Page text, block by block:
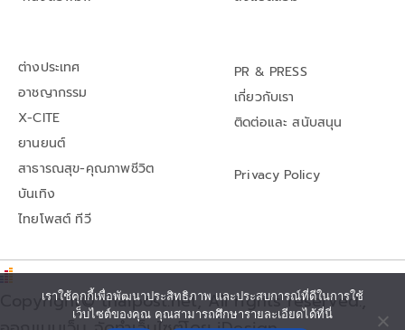
ต่างประเทศ
อาชญากรรม
X-CITE
ยานยนต์
สาธารณสุข-คุณภาพชีวิต
บันเทิง
ไทยโพสต์ ทีวี
PR & PRESS
เกี่ยวกับเรา
ติดต่อและ สนับสนุน
Privacy Policy
Copyright© thaipost.net, All rights reserved.,
เราใช้คุกกี้เพื่อพัฒนาประสิทธิภาพ และประสบการณ์ที่ดีในการใช้
เว็บไซต์ของคุณ คุณสามารถศึกษารายละเอียดได้ที่นี่